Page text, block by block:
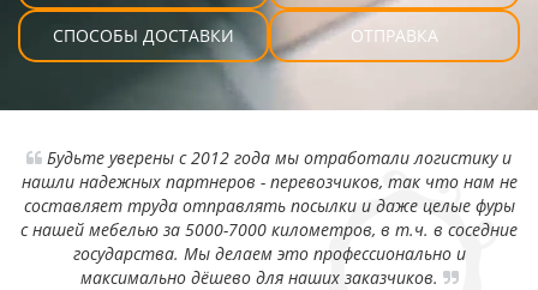
СПОСОБЫ ДОСТАВКИ ОТПРАВКА
Будьте уверены с 2012 года мы отработали логистику и
нашли надежных партнеров - перевозчиков, так что нам не
составляет труда отправлять посылки и даже целые фуры
с нашей мебелью за 5000-7000 километров, в т.ч. в соседние
государства. Мы делаем это профессионально и
максимально дёшево для наших заказчиков.